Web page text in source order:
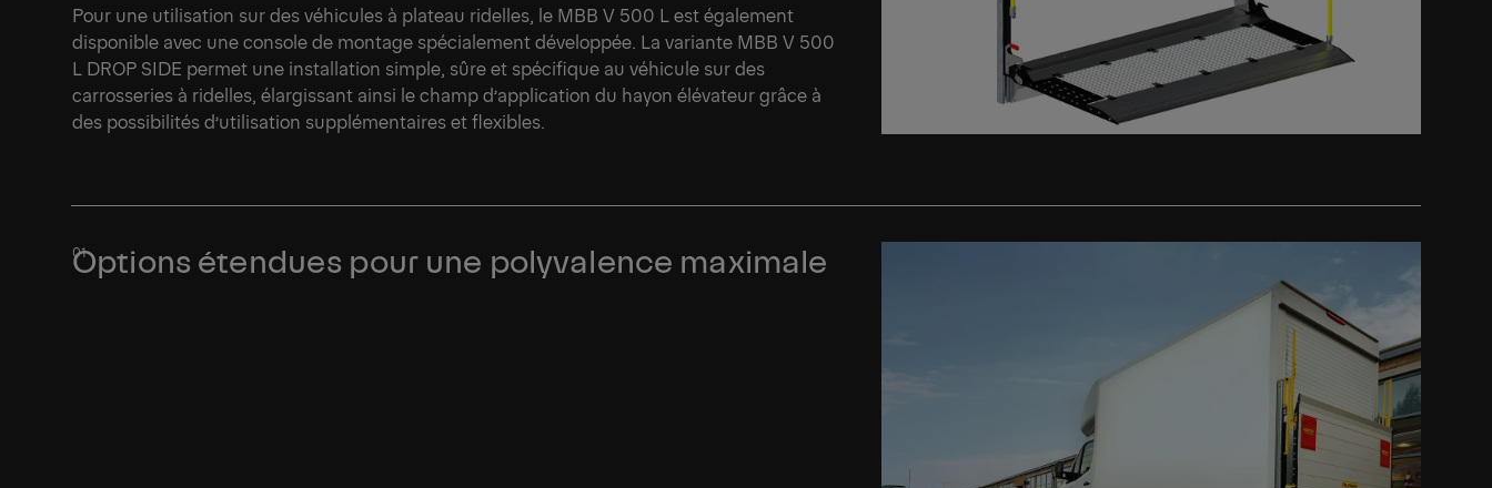
Pour une utilisation sur des véhicules à plateau ridelles, le MBB V 500 L est également
disponible avec une console de montage spécialement développée. La variante MBB V 500
L DROP SIDE permet une installation simple, sûre et spécifique au véhicule sur des
carrosseries à ridelles, élargissant ainsi le champ d’application du hayon élévateur grâce à
des possibilités d’utilisation supplémentaires et flexibles.
Options étendues pour une polyvalence maximale